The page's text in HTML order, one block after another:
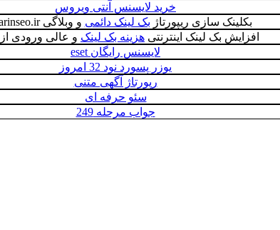
خرید لایسنس آنتی ویروس
بکلینک سازی ریپورتاژ بک لینک دائمی و وبلاگی behtarinseo.ir
افزایش بک لینک اینترنتی هزینه بک لینک و عالی ورودی
لایسنس رایگان eset
یوزر پسورد نود 32 امروز
رپورتاژ آگهی‌ متنی
سئو حرفه ای
جواب مرحله 249